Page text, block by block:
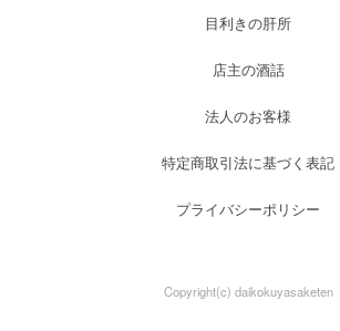
目利きの肝所
店主の酒話
法人のお客様
特定商取引法に基づく表記
プライバシーポリシー
Copyright(c) daikokuyasaketen